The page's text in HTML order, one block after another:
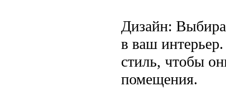
Дизайн:
в ваш
стиль, чтобы
помещения.